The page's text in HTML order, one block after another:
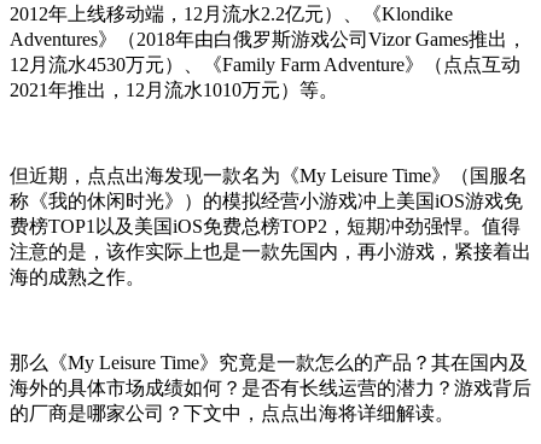
2012年上线移动端，12月流水2.2亿元）、《Klondike
Adventures》（2018年由白俄罗斯游戏公司Vizor Games推出，
12月流水4530万元）、《Family Farm Adventure》（点点互动
2021年推出，12月流水1010万元）等。
但近期，点点出海发现一款名为《My Leisure Time》（国服名
称《我的休闲时光》）的模拟经营小游戏冲上美国iOS游戏免
费榜TOP1以及美国iOS免费总榜TOP2，短期冲劲强悍。值得
注意的是，该作实际上也是一款先国内，再小游戏，紧接着出
海的成熟之作。
那么《My Leisure Time》究竟是一款怎么的产品？其在国内及
海外的具体市场成绩如何？是否有长线运营的潜力？游戏背后
的厂商是哪家公司？下文中，点点出海将详细解读。